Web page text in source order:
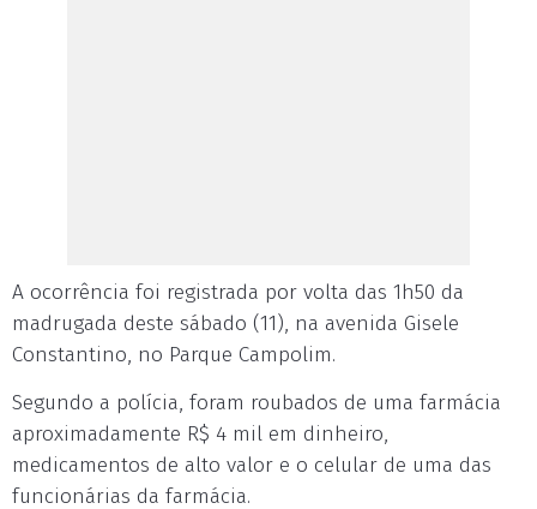
A ocorrência foi registrada por volta das 1h50 da
madrugada deste sábado (11), na avenida Gisele
Constantino, no Parque Campolim.
Segundo a polícia, foram roubados de uma farmácia
aproximadamente R$ 4 mil em dinheiro,
medicamentos de alto valor e o celular de uma das
funcionárias da farmácia.